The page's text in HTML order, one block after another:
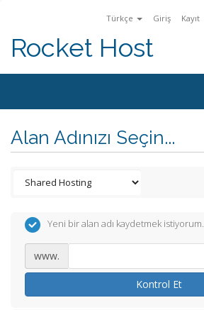
Türkçe Giriş Kayıt
Rocket Host
Alan Adınızı Seçin...
Yeni bir alan adı kaydetmek istiyorum.
www.
Kontrol Et